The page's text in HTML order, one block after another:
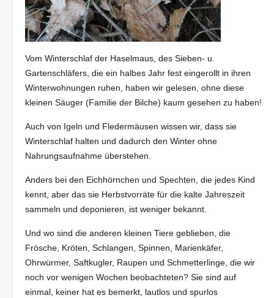
Vom Winterschlaf der Haselmaus, des Sieben- u.
Gartenschläfers, die ein halbes Jahr fest eingerollt in ihren
Winterwohnungen ruhen, haben wir gelesen, ohne diese
kleinen Säuger (Familie der Bilche) kaum gesehen zu haben!
Auch von Igeln und Fledermäusen wissen wir, dass sie
Winterschlaf halten und dadurch den Winter ohne
Nahrungsaufnahme überstehen.
Anders bei den Eichhörnchen und Spechten, die jedes Kind
kennt, aber das sie Herbstvorräte für die kalte Jahreszeit
sammeln und deponieren, ist weniger bekannt.
Und wo sind die anderen kleinen Tiere geblieben, die
Frösche, Kröten, Schlangen, Spinnen, Marienkäfer,
Ohrwürmer, Saftkugler, Raupen und Schmetterlinge, die wir
noch vor wenigen Wochen beobachteten? Sie sind auf
einmal, keiner hat es bemerkt, lautlos und spurlos